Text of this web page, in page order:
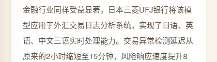
金融行业同样受益显著。日本三菱UFJ银行将该模
型应用于外汇交易日志分析系统，实现了日语、英
语、中文三语实时处理能力。交易异常检测延迟从
原来的2小时缩短至15分钟，风险响应速度提升8